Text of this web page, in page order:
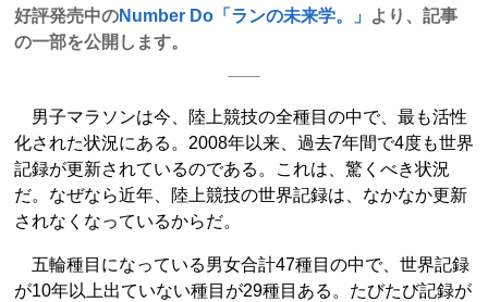
好評発売中のNumber Do「ランの未来学。」
より、記事
の一部を公開します。
男子マラソンは今、陸上競技の全種目の中で、最も活性
化された状況にある。2008年以来、過去7年間で4度も世界
記録が更新されているのである。これは、驚くべき状況
だ。なぜなら近年、陸上競技の世界記録は、なかなか更新
されなくなっているからだ。
五輪種目になっている男女合計47種目の中で、世界記録
が10年以上出ていない種目が29種目ある。たびたび記録が